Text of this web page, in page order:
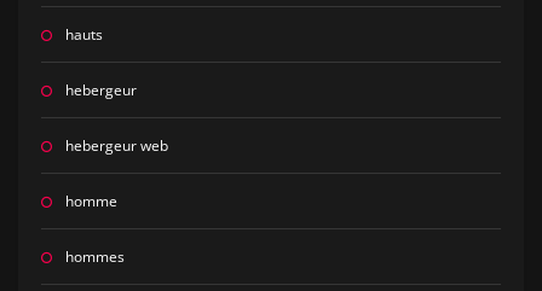
hauts
hebergeur
hebergeur web
homme
hommes